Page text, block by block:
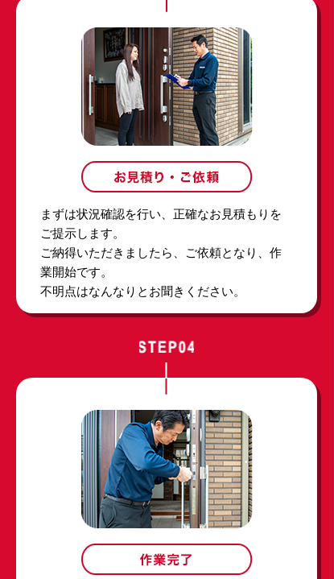
まずは状況確認を行い、正確なお見積もりを
ご提示します。
ご納得いただきましたら、ご依頼となり、作
業開始です。
不明点はなんなりとお聞きください。